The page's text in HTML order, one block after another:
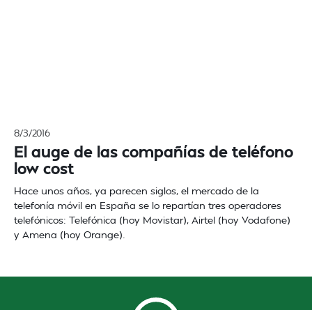
8/3/2016
El auge de las compañías de teléfono
low cost
Hace unos años, ya parecen siglos, el mercado de la
telefonía móvil en España se lo repartían tres operadores
telefónicos: Telefónica (hoy Movistar), Airtel (hoy Vodafone)
y Amena (hoy Orange).